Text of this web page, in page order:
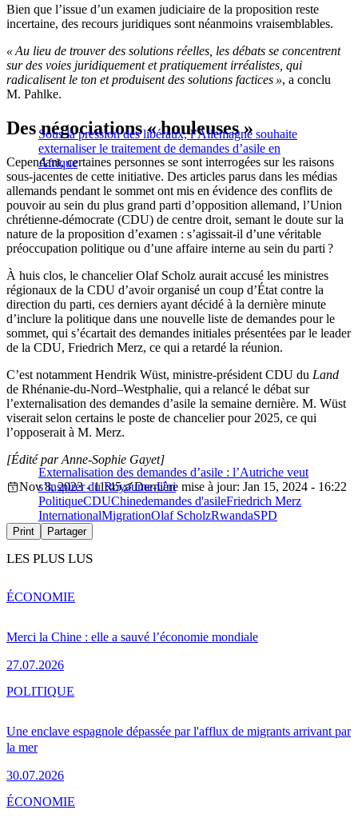
Bien que l’issue d’un examen judiciaire de la proposition reste
incertaine, des recours juridiques sont néanmoins vraisemblables.
« Au lieu de trouver des solutions réelles, les débats se concentrent
sur des voies juridiquement et pratiquement irréalistes, qui
radicalisent le ton et produisent des solutions factices », a conclu
M. Pahlke.
Sous la pression des libéraux, l’Allemagne souhaite
externaliser le traitement de demandes d’asile en
Afrique
Des négociations « houleuses »
Cependant, certaines personnes se sont interrogées sur les raisons
sous-jacentes de cette initiative. Des articles parus dans les médias
allemands pendant le sommet ont mis en évidence des conflits de
pouvoir au sein du plus grand parti d’opposition allemand, l’Union
chrétienne-démocrate (CDU) de centre droit, semant le doute sur la
nature de la proposition d’examen : s’agissait-il d’une véritable
préoccupation politique ou d’une affaire interne au sein du parti ?
À huis clos, le chancelier Olaf Scholz aurait accusé les ministres
régionaux de la CDU d’avoir organisé un coup d’État contre la
direction du parti, ces derniers ayant décidé à la dernière minute
d’inclure la politique dans une nouvelle liste de demandes pour le
sommet, qui s’écartait des demandes initiales présentées par le leader
de la CDU, Friedrich Merz, ce qui a retardé la réunion.
C’est notamment Hendrik Wüst, ministre-président CDU du Land
de Rhénanie-du-Nord–Westphalie, qui a relancé le débat sur
l’externalisation des demandes d’asile la semaine dernière. M. Wüst
viserait selon certains le poste de chancelier pour 2025, ce qui
l’opposerait à M. Merz.
Externalisation des demandes d’asile : l’Autriche veut
s’inspirer du Royaume-Uni
[Édité par Anne-Sophie Gayet]
Nov 8, 2023 - 11:45
Dernière mise à jour: Jan 15, 2024 - 16:22
PolitiqueCDUChinedemandes d'asileFriedrich Merz
InternationalMigrationOlaf ScholzRwandaSPD
Print Partager
LES PLUS LUS
Merci la Chine : elle a sauvé l’économie mondiale
27.07.2026
ÉCONOMIE
Une enclave espagnole dépassée par l'afflux de migrants arrivant par
la mer
30.07.2026
POLITIQUE
ÉCONOMIE